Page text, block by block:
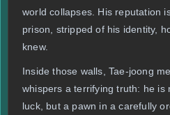
world collapses. His reputation
prison, stripped of his identity,
knew.
Inside those walls, Tae-joong
whispers a terrifying truth: he is
luck, but a pawn in a carefully